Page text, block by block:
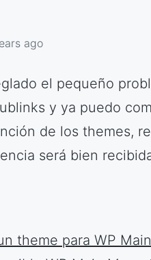
ago
el pequeño
y ya puedo
de los themes,
será bien